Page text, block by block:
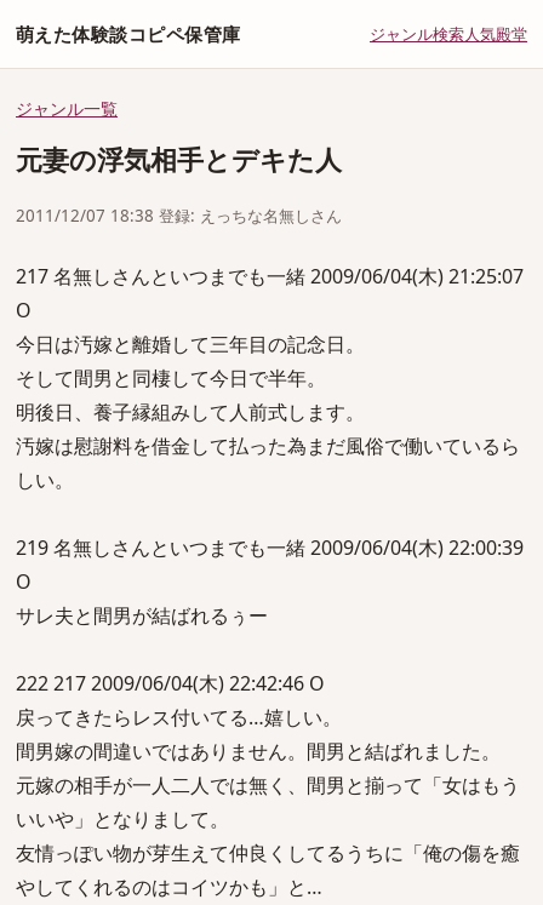
萌えた体験談コピペ保管庫 ジャンル検索人気殿堂
ジャンル一覧
元妻の浮気相手とデキた人
2011/12/07 18:38 登録: えっちな名無しさん
217 名無しさんといつまでも一緒 2009/06/04(木) 21:25:07
O
今日は汚嫁と離婚して三年目の記念日。
そして間男と同棲して今日で半年。
明後日、養子縁組みして人前式します。
汚嫁は慰謝料を借金して払った為まだ風俗で働いているら
しい。
219 名無しさんといつまでも一緒 2009/06/04(木) 22:00:39
O
サレ夫と間男が結ばれるぅー
222 217 2009/06/04(木) 22:42:46 O
戻ってきたらレス付いてる…嬉しい。
間男嫁の間違いではありません。間男と結ばれました。
元嫁の相手が一人二人では無く、間男と揃って「女はもう
いいや」となりまして。
友情っぽい物が芽生えて仲良くしてるうちに「俺の傷を癒
やしてくれるのはコイツかも」と…